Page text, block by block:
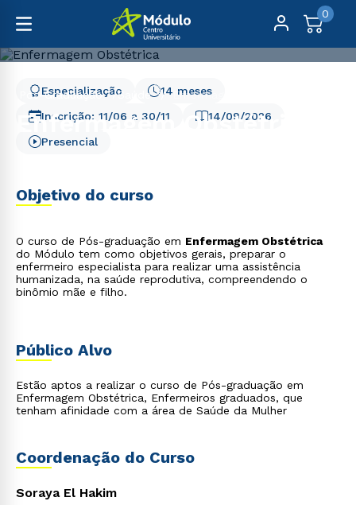
0
Pós-Graduação Saúde Enfermagem Obstétrica
Enfermagem Obstétrica
14/09/2026
14 meses
Especialização
Presencial
Inscrição: 11/06 a 30/11
Objetivo do curso
O curso de Pós-graduação em Enfermagem Obstétrica
do Módulo tem como objetivos gerais, preparar o
enfermeiro especialista para realizar uma assistência
humanizada, na saúde reprodutiva, compreendendo o
binômio mãe e filho.
Público Alvo
Estão aptos a realizar o curso de Pós-graduação em
Enfermagem Obstétrica, Enfermeiros graduados, que
tenham afinidade com a área de Saúde da Mulher
Coordenação do Curso
Soraya El Hakim